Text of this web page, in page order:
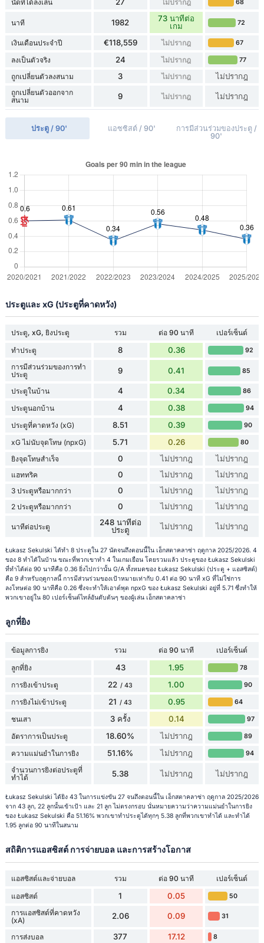
นัดที่ได้ลงเล่น
ไม่ปรากฎ 68
นาที 1982
73 นาทีต่อ
เกม
72
เงินเดือนประจำปี €118,559 ไม่ปรากฎ 67
ลงเป็นตัวจริง 24 ไม่ปรากฎ 77
ถูกเปลี่ยนตัวลงสนาม 3 ไม่ปรากฎ ไม่ปรากฎ
ถูกเปลี่ยนตัวออกจาก
สนาม
9 ไม่ปรากฎ ไม่ปรากฎ
ประตู / 90' แอซซิสต์ / 90'
การมีส่วนร่วมของประตู /
90'
ประตูและ xG (ประตูที่คาดหวัง)
ประตู, xG, ยิงประตู รวม ต่อ 90 นาที
เปอร์เซ็นต์
ทำประตู
8 0.36 92
การมีส่วนร่วมของการทำ
ประตู
9 0.41 85
ประตูในบ้าน 4 0.34 86
ประตูนอกบ้าน 4 0.38 94
ประตูที่คาดหวัง (xG) 8.51 0.39 90
xG ไม่นับจุดโทษ (npxG) 5.71 0.26 80
ยิงจุดโทษสำเร็จ 0 ไม่ปรากฎ ไม่ปรากฎ
แฮททริค 0 ไม่ปรากฎ ไม่ปรากฎ
3 ประตูหรือมากกว่า 0 ไม่ปรากฎ ไม่ปรากฎ
2 ประตูหรือมากกว่า 0 ไม่ปรากฎ ไม่ปรากฎ
นาทีต่อประตู
248 นาทีต่อ
ประตู
ไม่ปรากฎ ไม่ปรากฎ
Łukasz Sekulski ได้ทำ 8 ประตูใน 27 นัดจนถึงตอนนี้ใน เอ็กสตาคลาซ่า ฤดูกาล 2025/2026. 4
ของ 8 ทำได้ในบ้าน ขณะที่พวกเขาทำ 4 ในเกมเยือน โดยรวมแล้ว ประตูของ Łukasz Sekulski
ที่ทำได้ต่อ 90 นาทีคือ 0.36 ยิ่งไปกว่านั้น G/A ทั้งหมดของ Łukasz Sekulski (ประตู + แอสซิสต์)
คือ 9 สำหรับฤดูกาลนี้ การมีส่วนร่วมของเป้าหมายเท่ากับ 0.41 ต่อ 90 นาที xG ที่ไม่ใช่การ
ลงโทษต่อ 90 นาทีคือ 0.26 ซึ่งจะทำให้เอาต์พุต npxG ของ Łukasz Sekulski อยู่ที่ 5.71 ซึ่งทำให้
พวกเขาอยู่ใน 80 เปอร์เซ็นต์ไทล์อันดับต้นๆ ของผู้เล่น เอ็กสตาคลาซ่า
ลูกที่ยิง
ข้อมูลการยิง รวม ต่อ 90 นาที
เปอร์เซ็นต์
ลูกที่ยิง
43 1.95 78
การยิงเข้าประตู 22 / 43 1.00 90
การยิงไม่เข้าประตู 21 / 43 0.95 64
ชนเสา 3 ครั้ง 0.14 97
อัตราการเป็นประตู 18.60% ไม่ปรากฎ 89
ความแม่นยำในการยิง 51.16% ไม่ปรากฎ 94
จำนวนการยิงต่อประตูที่
ทำได้
5.38 ไม่ปรากฎ ไม่ปรากฎ
Łukasz Sekulski ได้ยิง 43 ในการแข่งขัน 27 จนถึงตอนนี้ใน เอ็กสตาคลาซ่า ฤดูกาล 2025/2026
จาก 43 ลูก, 22 ลูกนั้นเข้าเป้า และ 21 ลูก ไม่ตรงกรอบ นั่นหมายความว่าความแม่นยำในการยิง
ของ Łukasz Sekulski คือ 51.16% พวกเขาทำประตูได้ทุกๆ 5.38 ลูกที่พวกเขาทำได้ และทำได้
1.95 ลูกต่อ 90 นาทีในสนาม
สถิติการแอสซิสต์ การจ่ายบอล และการสร้างโอกาส
แอสซิสต์และจ่ายบอล รวม ต่อ 90 นาที
เปอร์เซ็นต์
แอสซิสต์
1 0.05 50
การแอสซิสต์ที่คาดหวัง
(xA)
2.06 0.09 31
การส่งบอล 377 17.12 8